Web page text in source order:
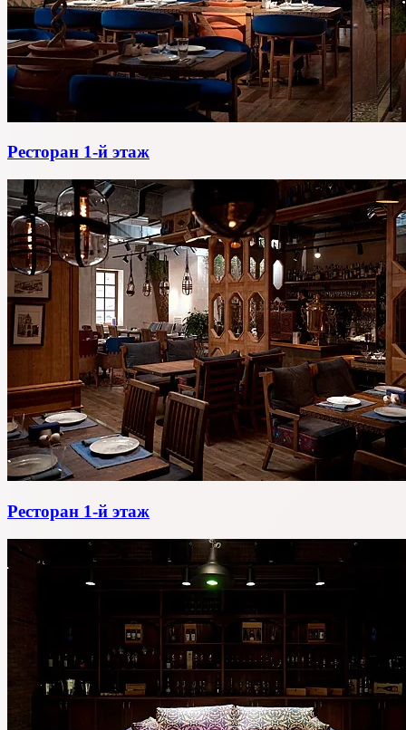
Ресторан 1-й этаж
Ресторан 1-й этаж